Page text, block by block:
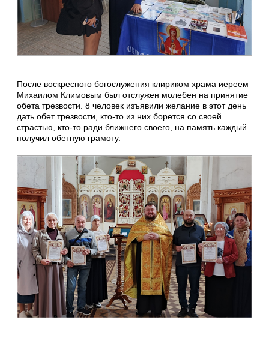
После воскресного богослужения клириком храма иереем
Михаилом Климовым был отслужен молебен на принятие
обета трезвости. 8 человек изъявили желание в этот день
дать обет трезвости, кто-то из них борется со своей
страстью, кто-то ради ближнего своего, на память каждый
получил обетную грамоту.